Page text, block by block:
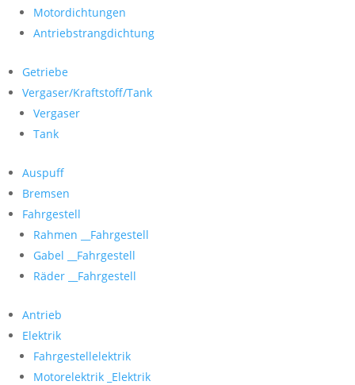
Motordichtungen
Antriebstrangdichtung
Getriebe
Vergaser/Kraftstoff/Tank
Vergaser
Tank
Auspuff
Bremsen
Fahrgestell
Rahmen __Fahrgestell
Gabel __Fahrgestell
Räder __Fahrgestell
Antrieb
Elektrik
Fahrgestellelektrik
Motorelektrik _Elektrik